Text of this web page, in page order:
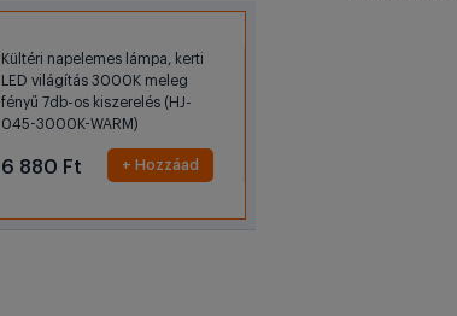
Kültéri napelemes lámpa, kerti
LED világítás 3000K meleg
fényű 7db-os kiszerelés (HJ-
045-3000K-WARM)
6 880 Ft + Hozzáad